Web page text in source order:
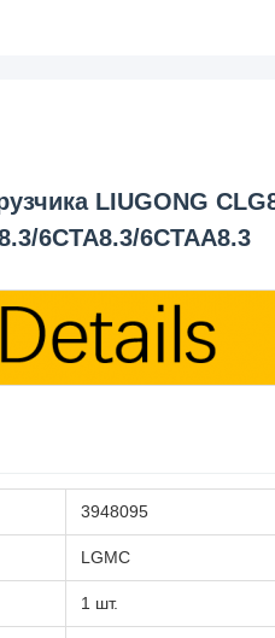
LIUGONG
6CTA8.3/6CTAA8.3
3948095
LGMC
1 шт.